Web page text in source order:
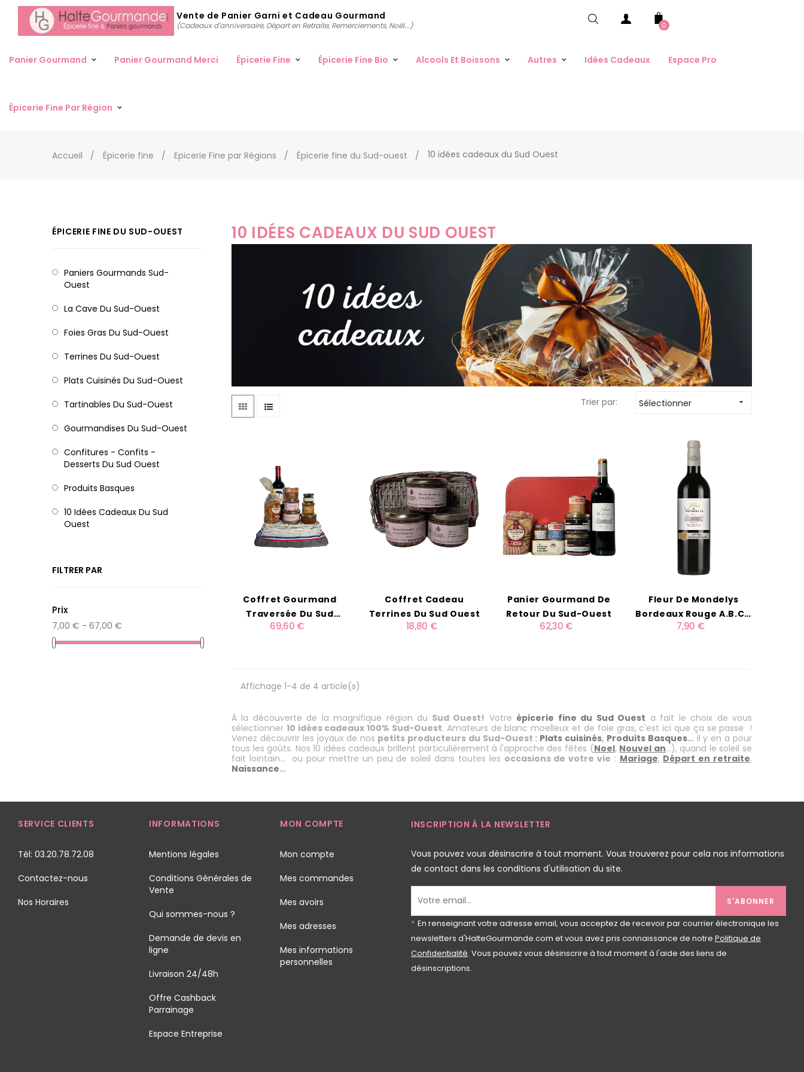
Vente de Panier Garni et Cadeau Gourmand
(Cadeaux d'anniversaire, Départ en Retraite, Remerciements, Noël...) 0
Panier Gourmand Panier Gourmand Merci Épicerie Fine Épicerie Fine Bio Alcools Et Boissons Autres Idées Cadeaux Espace Pro
Épicerie Fine Par Région
Accueil Épicerie fine Epicerie Fine par Régions Épicerie fine du Sud-ouest 10 idées cadeaux du Sud Ouest
ÉPICERIE FINE DU SUD-OUEST
Paniers Gourmands Sud-
Ouest
La Cave Du Sud-Ouest
Foies Gras Du Sud-Ouest
Terrines Du Sud-Ouest
Plats Cuisinés Du Sud-Ouest
Tartinables Du Sud-Ouest
Gourmandises Du Sud-Ouest
Confitures - Confits -
Desserts Du Sud Ouest
Produits Basques
10 Idées Cadeaux Du Sud
Ouest
FILTRER PAR
Prix
7,00 € - 67,00 €
10 IDÉES CADEAUX DU SUD OUEST
Trier par: Sélectionner 
Coffret Gourmand
Traversée Du Sud
Ouest
69,60 €
Coffret Cadeau
Terrines Du Sud Ouest
18,80 €
Panier Gourmand De
Retour Du Sud-Ouest
62,30 €
Fleur De Mondelys
Bordeaux Rouge A.B.C.*
75cl
7,90 €
Affichage 1-4 de 4 article(s)
À la découverte de la magnifique région du Sud Ouest! Votre épicerie fine du Sud Ouest a fait le choix de vous
sélectionner 10 idées cadeaux 100% Sud-Ouest. Amateurs de blanc moelleux et de foie gras, c'est ici que ça se passe !
Venez découvrir les joyaux de nos petits producteurs du Sud-Ouest : Plats cuisinés, Produits Basques…il y en a pour
tous les goûts. Nos 10 idées cadeaux brillent particulièrement à l'approche des fêtes (Noel, Nouvel an…), quand le soleil se
fait lointain… ou pour mettre un peu de soleil dans toutes les occasions de votre vie : Mariage, Départ en retraite,
Naissance…
SERVICE CLIENTS
Tél: 03.20.78.72.08
Contactez-nous
Nos Horaires
INFORMATIONS
Mentions légales
Conditions Générales de
Vente
Qui sommes-nous ?
Demande de devis en
ligne
Livraison 24/48h
Offre Cashback
Parrainage
Espace Entreprise
MON COMPTE
Mon compte
Mes commandes
Mes avoirs
Mes adresses
Mes informations
personnelles
INSCRIPTION À LA NEWSLETTER
Vous pouvez vous désinscrire à tout moment. Vous trouverez pour cela nos informations
de contact dans les conditions d'utilisation du site.
S'ABONNER
* En renseignant votre adresse email, vous acceptez de recevoir par courrier électronique les
newsletters d'HalteGourmande.com et vous avez pris connaissance de notre Politique de
Confidentialité. Vous pouvez vous désinscrire à tout moment à l'aide des liens de
désinscriptions.